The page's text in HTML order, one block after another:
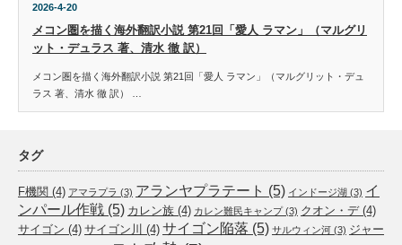
2026-4-20
メコン圏を描く海外翻訳小説 第21回「愛人 ラマン」（マルグリ
ット・デュラス 著、清水 徹 訳）
メコン圏を描く海外翻訳小説 第21回「愛人 ラマン」（マルグリット・デュ
ラス 著、清水 徹 訳） …
タグ
F機関 (4) アマラプラ (3) アランヤプラテート (5) インドージ湖 (3) イ
ンパール作戦 (5) カレン族 (4) カレン難民キャンプ(3) クオン・デ(4)
サイゴン (4) サイゴン川 (4) サイゴン陥落 (5) サルウィン河 (3) ジャー